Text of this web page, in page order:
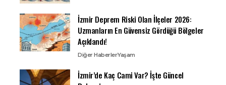
İzmir Deprem Riski Olan İlçeler 2026:
Uzmanların En Güvensiz Gördüğü Bölgeler
Açıklandı!
Diğer HaberlerYaşam
İzmir’de Kaç Cami Var? İşte Güncel